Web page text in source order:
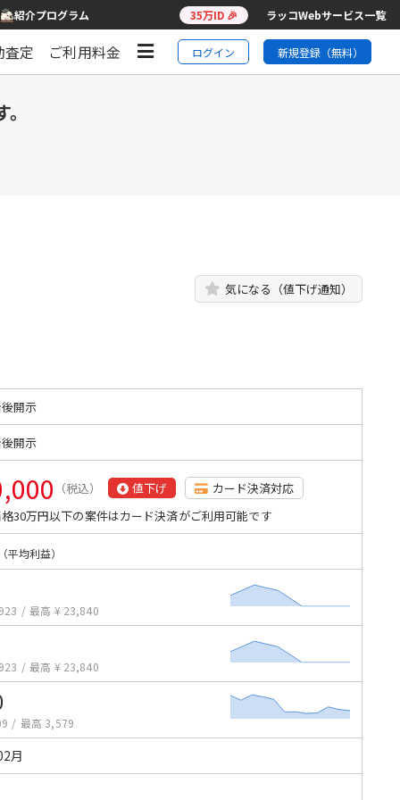
紹介プログラム 35万ID 🎉 ラッコWebサービス一覧
査定 ご利用料金 ログイン 新規登録（無料）
気になる（値下げ通知）
開示
開示
（税込） 値下げ
カード決済対応
30万円以下の案件はカード決済がご利用可能です
（平均利益）
/ 最高 ¥ 23,840
/ 最高 ¥ 23,840
/ 最高 3,579
月